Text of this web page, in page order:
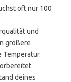
oft nur 100
und
größere
Temperatur.
deines